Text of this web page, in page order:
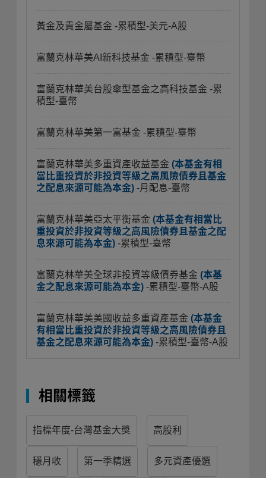
黃金及貴金屬基金 -累積型-美元-A股
富蘭克林華美AI新科技基金 -累積型-臺幣
富蘭克林華美台股傘型基金之高科技基金 -累
積型-臺幣
富蘭克林華美第一富基金 -累積型-臺幣
富蘭克林華美多重資產收益基金 (本基金有相
當比重投資於非投資等級之高風險債券且基金
之配息來源可能為本金) -月配息-臺幣
富蘭克林華美亞太平衡基金 (本基金有相當比
重投資於非投資等級之高風險債券且基金之配
息來源可能為本金) -累積型-臺幣
富蘭克林華美全球非投資等級債券基金 (本基
金之配息來源可能為本金) -累積型-臺幣-A股
富蘭克林華美美國收益多重資產基金 (本基金
有相當比重投資於非投資等級之高風險債券且
基金之配息來源可能為本金) -累積型-臺幣-A股
相關標籤
指標年度-台灣基金大獎 高股利
穩月收 第一季精選 多元資產優選